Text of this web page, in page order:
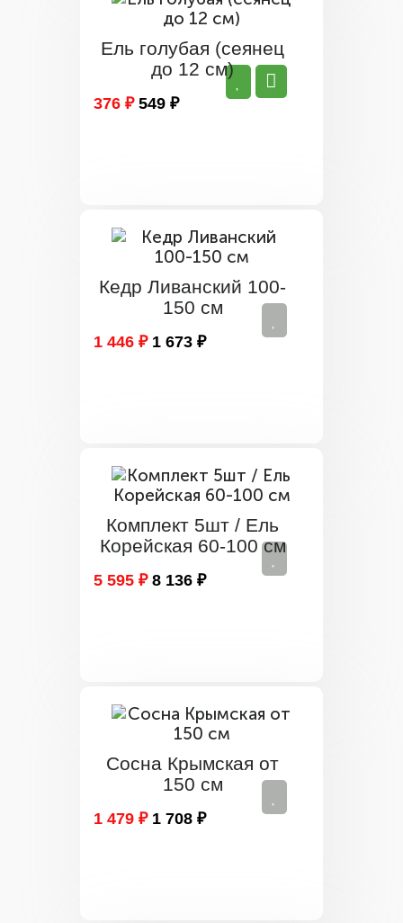
Ель голубая (сеянец
до 12 см)
376 ₽ 549 ₽
Кедр Ливанский 100-
150 см
1 446 ₽ 1 673 ₽
Комплект 5шт / Ель
Корейская 60-100 см
5 595 ₽ 8 136 ₽
Сосна Крымская от
150 см
1 479 ₽ 1 708 ₽